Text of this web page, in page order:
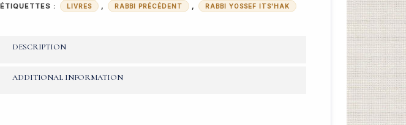
ÉTIQUETTES : LIVRES , RABBI PRÉCÉDENT , RABBI YOSSEF ITS'HAK
DESCRIPTION
ADDITIONAL INFORMATION